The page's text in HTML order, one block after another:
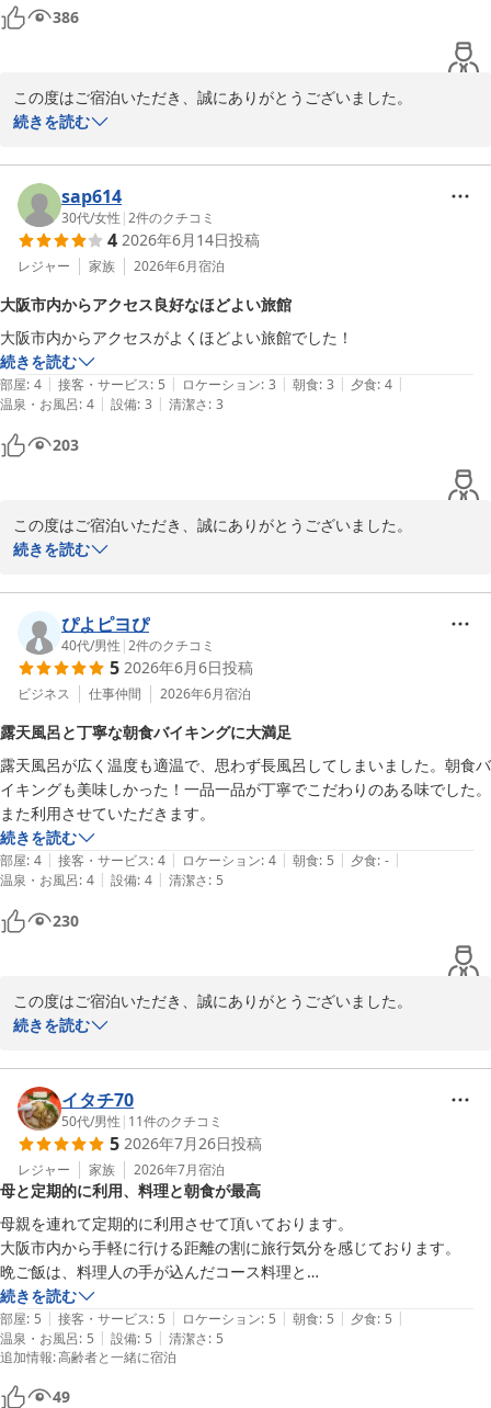
「次回はご主人様やお嬢様とも」とのお言葉を頂戴し、大変嬉しく
ぜひまたご家族皆さまで、ゆっくりとした時間をお過ごしにお越し
くださいませ。
スタッフ一同、心よりお待ち申し上げております。
伏尾温泉 不死王閣
2026-05-27
食べられないなどお伝えすると白身魚のムニエルに変更して頂き、また
それもとても美味しかったです。品数も多くお腹もいっぱいになりまし
お風呂は内風呂の他に露天風呂が3つもあり、泉　質もとても優しく感
じました。とにかくどこも清潔で、とてもリラックス出来ました。
スタッフの皆様も対応がとても親切でした。
386
この度はご宿泊いただき、誠にありがとうございました。
建物やエレベーターに歴史を感じられたとのこと、どこか懐かしい
雰囲気も含めてお楽しみいただけたご様子に、私どもも嬉しく拝読
いたしました。また、その中でも清掃についてお褒めいただき、
「古さを大切にしているホテル」と感じていただけたことは、スタ
お部屋の露天風呂からの景色や、大浴場の露天風呂もご満喫いただ
けたとのこと、ゆっくりとリラックスしてお過ごしいただけたよう
で何よりでございます。
お食事につきましても、お料理を目でも楽しんでいただけたとのこ
と、大変光栄に存じます。お苦手な食材への変更対応につきまして
もご満足いただけたようで安心いたしました。白身魚のムニエルや
炊き込みご飯までお気に召していただけて嬉しい限りでございま
す。
「またリピしようと思いました」とのお言葉が、私どもにとって何
よりの喜びでございます。
ぜひまた季節を変えて、違った景色やお料理もお楽しみくださいま
せ。
スタッフ一同、心よりお待ち申し上げております。
伏尾温泉 不死王閣
2026-05-11
続きを読む
sap614
30代/女性 |2件のクチコミ
4 2026年6月14日投稿
レジャー 家族 2026年6月宿泊
大阪市内からアクセス良好なほどよい旅館
大阪市内からアクセスがよくほどよい旅館でした！
続きを読む
部屋: 4 | 接客・サービス: 5 | ロケーション: 3 | 朝食: 3 | 夕食: 4 |
温泉・お風呂: 4 | 設備: 3 | 清潔さ: 3
203
この度はご宿泊いただき、誠にありがとうございました。
し、大変嬉しく存じます。
当館は大阪市内から気軽にお越しいただける立地でありながら、自
然に囲まれた環境の中で温泉やお食事をゆっくりお楽しみいただけ
ることを大切にしております。
ご滞在中、少しでも日常を離れた癒しのひとときをお過ごしいただ
けておりましたら幸いでございます。
これからも気軽にお越しいただける温泉宿として、皆さまに快適に
お過ごしいただけるよう努めてまいります。
またのお越しをスタッフ一同、心よりお待ち申し上げております。
伏尾温泉 不死王閣
続きを読む
ぴよピヨぴ
40代/男性 |2件のクチコミ
5 2026年6月6日投稿
ビジネス 仕事仲間 2026年6月宿泊
露天風呂と丁寧な朝食バイキングに大満足
露天風呂が広く温度も適温で、思わず長風呂してしまいました。朝食バ
イキングも美味しかった！一品一品が丁寧でこだわりのある味でした。
また利用させていただきます。
続きを読む
部屋: 4 | 接客・サービス: 4 | ロケーション: 4 | 朝食: 5 | 夕食: - |
温泉・お風呂: 4 | 設備: 4 | 清潔さ: 5
230
この度はご宿泊いただき、誠にありがとうございました。
じます。温度もお好みに合い、思わず長湯してしまうほどお寛ぎい
ただけたご様子に何よりでございます。
また、朝食バイキングにつきましてもお褒めのお言葉を頂戴し、心
より御礼申し上げます。「一品一品が丁寧でこだわりのある味」と
感じていただけたことは、調理スタッフにとって大変励みになりま
す。
「また利用させていただきます」とのお言葉が、私どもにとって何
よりの喜びでございます。
ぜひ次回も温泉とお食事で、ゆったりとした癒しのひとときをお過
ごしくださいませ。
スタッフ一同、心よりお待ち申し上げております。
続きを読む
イタチ70
50代/男性 | 11件のクチコミ
5 2026年7月26日投稿
レジャー 家族 2026年7月宿泊
母と定期的に利用、料理と朝食が最高
母親を連れて定期的に利用させて頂いております。
大阪市内から手軽に行ける距離の割に旅行気分を感じております。
晩ご飯は、料理人の手が込んだコース料理と
老人に優しい朝食バイキングもとても気に入っており、これからもよろ
しくお願いします。
続きを読む
部屋: 5 | 接客・サービス: 5 | ロケーション: 5 | 朝食: 5 | 夕食: 5 |
温泉・お風呂: 5 | 設備: 5 | 清潔さ: 5
追加情報:高齢者と一緒に宿泊
49